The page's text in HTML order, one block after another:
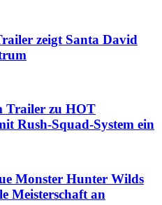
zeigt Santa David
Trailer zu HOT
Rush-Squad-System ein
Monster Hunter Wilds
Meisterschaft an